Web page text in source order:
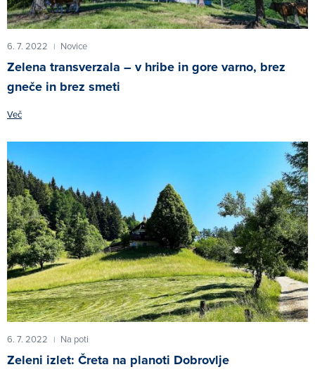
6. 7. 2022 | Novice
Zelena transverzala – v hribe in gore varno, brez
gneče in brez smeti
Več
6. 7. 2022 | Na poti
Zeleni izlet: Čreta na planoti Dobrovlje